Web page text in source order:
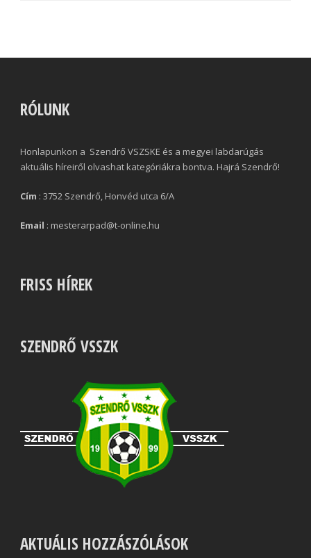
RÓLUNK
Honlapunkon a Szendrő VSZSKE és a megyei labdarúgás
aktuális híreiről olvashat kategóriákra bontva. Hajrá Szendrő!
Cím : 3752 Szendrő, Honvéd utca 6/A
Email : mesterarpad@t-online.hu
FRISS HÍREK
SZENDRŐ VSSZK
AKTUÁLIS HOZZÁSZÓLÁSOK